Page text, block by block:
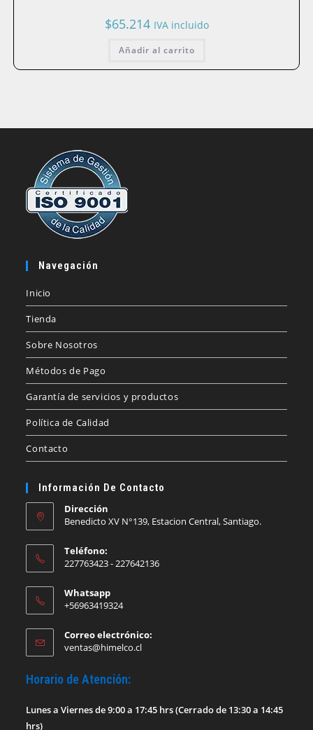
$65.214 IVA incluido
Añadir al carrito
Navegación
Inicio
Tienda
Sobre Nosotros
Métodos de Pago
Garantía de servicios y productos
Política de Calidad
Contacto
Información De Contacto
Dirección
Benedicto XV N°139, Estacion Central, Santiago.
Teléfono:
227763423 - 227642136
Whatsapp
+56963419324
Correo electrónico:
ventas@himelco.clSe
Horario de Atención:
Lunes a Viernes de 9:00 a 17:45 hrs (Cerrado de 13:30 a 14:45
hrs)